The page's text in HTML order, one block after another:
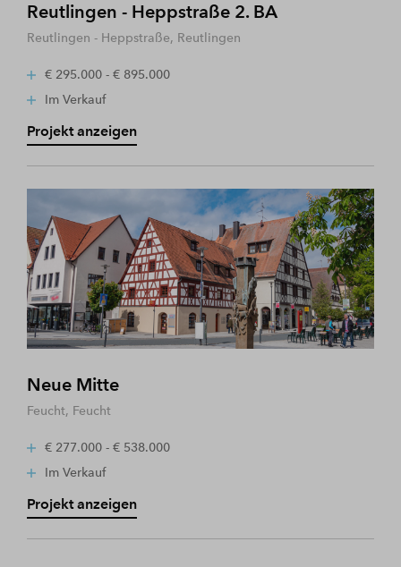
Reutlingen - Heppstraße 2. BA
Reutlingen - Heppstraße, Reutlingen
€ 295.000 - € 895.000
Im Verkauf
Projekt anzeigen
Neue Mitte
Feucht, Feucht
€ 277.000 - € 538.000
Im Verkauf
Projekt anzeigen